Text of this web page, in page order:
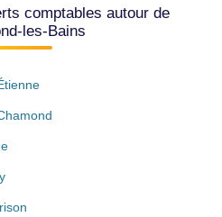
comptables autour de
les-Bains